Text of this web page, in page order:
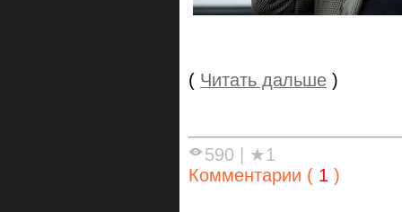
( Читать дальше )
590
★1
Комментарии ( 1 )